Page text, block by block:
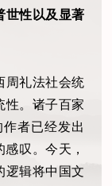
性以及显著
周礼法社会统
性。诸子百家
者已经发出
叹。今天，
逻辑将中国文